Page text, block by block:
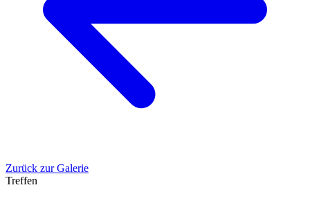
Zurück zur Galerie
Treffen